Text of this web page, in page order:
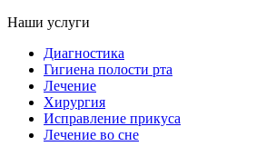
Наши услуги
Диагностика
Гигиена полости рта
Лечение
Хирургия
Исправление прикуса
Лечение во сне